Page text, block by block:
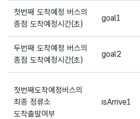
첫번째 도착예정 버스의
종점 도착예정시간(초)
goal1
두번째 도착예정 버스의
종점 도착예정시간(초)
goal2
첫번째도착예정버스의
최종 정류소
도착출발여부
isArrive1